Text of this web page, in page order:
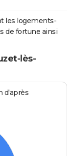
les logements-
de fortune ainsi
lès-
d'après